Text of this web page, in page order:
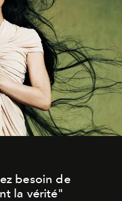
besoin de
la vérité"